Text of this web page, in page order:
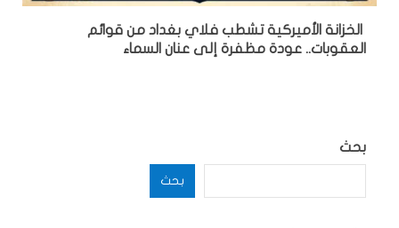
الخزانة الأميركية تشطب فلاي بغداد من قوائم
العقوبات.. عودة مظفرة إلى عنان السماء
بحث
بحث